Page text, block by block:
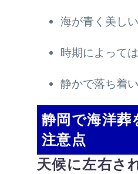
海が青く美しい
時期によって
静かで落ち着
静岡で海洋葬
注意点
天候に左右さ